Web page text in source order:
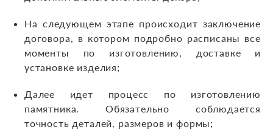
На следующем этапе происходит заключение
договора, в котором подробно расписаны все
моменты по изготовлению, доставке и
установке изделия;
Далее идет процесс по изготовлению
памятника. Обязательно соблюдается
точность деталей, размеров и формы;